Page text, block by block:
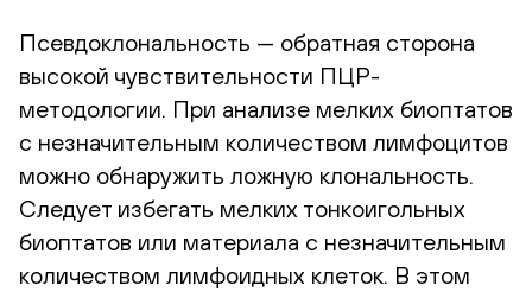
Псевдоклональность — обратная сторона
высокой чувствительности ПЦР-
методологии. При анализе мелких биоптатов
с незначительным количеством лимфоцитов
можно обнаружить ложную клональность.
Следует избегать мелких тонкоигольных
биоптатов или материала с незначительным
количеством лимфоидных клеток. В этом